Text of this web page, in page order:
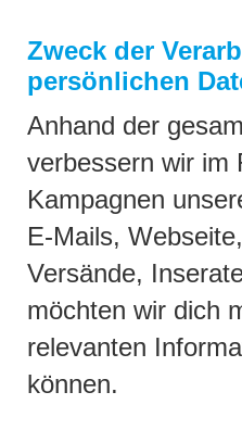
Zweck der
persönlichen
Anhand der
verbessern wir im
Kampagnen
E-Mails,
Versände,
möchten wir dich
relevanten
können.